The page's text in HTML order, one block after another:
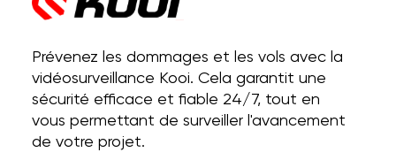
Prévenez les dommages et les vols avec la
vidéosurveillance Kooi. Cela garantit une
sécurité efficace et fiable 24/7, tout en
vous permettant de surveiller l'avancement
de votre projet.